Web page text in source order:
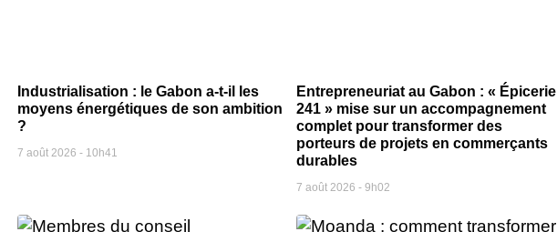
Industrialisation : le Gabon a-t-il les
moyens énergétiques de son ambition
?
7 août 2026 10h41
Entrepreneuriat au Gabon : « Épicerie
241 » mise sur un accompagnement
complet pour transformer des
porteurs de projets en commerçants
durables
7 août 2026 9h02